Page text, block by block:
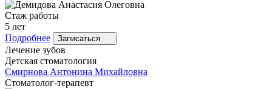
Стаж работы
5 лет
Подробнее
Записаться
Лечение зубов
Детская стоматология
Смирнова Антонина Михайловна
Стоматолог-терапевт